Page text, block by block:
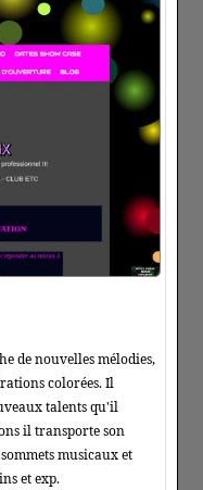
de nouvelles mélodies,
colorées. Il
talents qu'il
il transporte son
musicaux et
et exp.